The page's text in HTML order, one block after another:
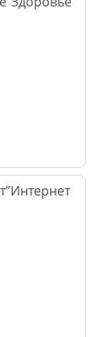
Интернет